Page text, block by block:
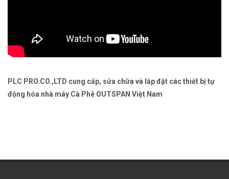
PLC PRO.CO.,LTD cung cấp, sửa chữa và lắp đặt các thiết bị tự
động hóa nhà máy Cà Phê OUTSPAN Việt Nam